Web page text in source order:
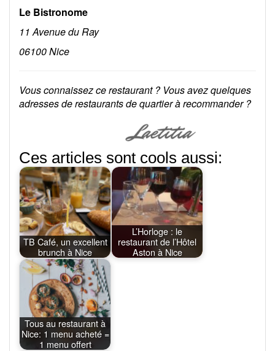
Le Bistronome
11 Avenue du Ray
06100 Nice
Vous connaissez ce restaurant ? Vous avez quelques
adresses de restaurants de quartier à recommander ?
Ces articles sont cools aussi:
TB Café, un excellent
brunch à Nice
L’Horloge : le
restaurant de l’Hôtel
Aston à Nice
Tous au restaurant à
Nice: 1 menu acheté =
1 menu offert